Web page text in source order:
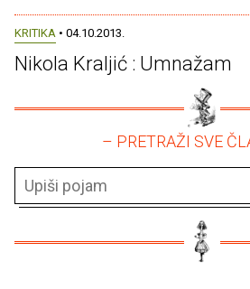
KRITIKA • 04.10.2013.
Nikola Kraljić : Umnažam
– PRETRAŽI SVE